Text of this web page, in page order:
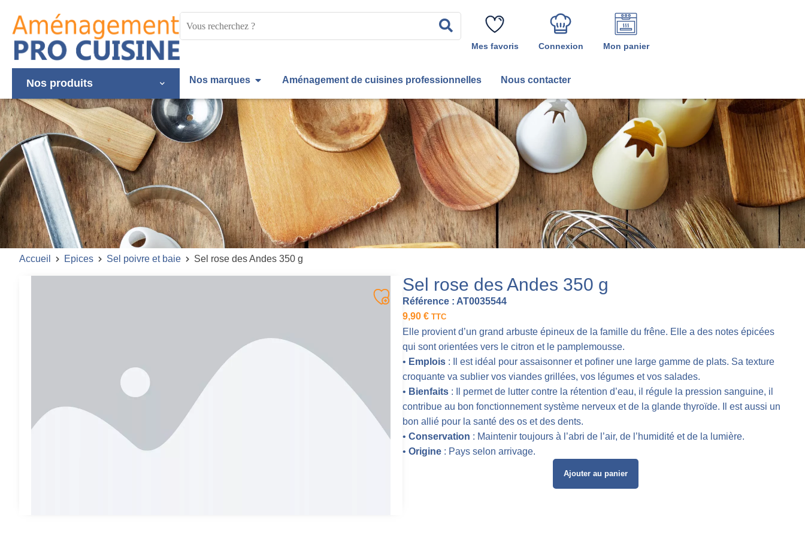
Rechercher
Mes favoris Connexion Mon panier
Nos produits Nos marques Aménagement de cuisines professionnelles Nous contacter
Accueil Epices Sel poivre et baie Sel rose des Andes 350 g
Sel rose des Andes 350 g
Référence : AT0035544
9,90 € TTC
Elle provient d’un grand arbuste épineux de la famille du frêne. Elle a des notes épicées
qui sont orientées vers le citron et le pamplemousse.
• Emplois : Il est idéal pour assaisonner et pofiner une large gamme de plats. Sa texture
croquante va sublier vos viandes grillées, vos légumes et vos salades.
• Bienfaits : Il permet de lutter contre la rétention d’eau, il régule la pression sanguine, il
contribue au bon fonctionnement système nerveux et de la glande thyroïde. Il est aussi un
bon allié pour la santé des os et des dents.
• Conservation : Maintenir toujours à l’abri de l’air, de l’humidité et de la lumière.
• Origine : Pays selon arrivage.
Ajouter au panier